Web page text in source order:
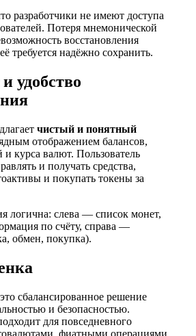
разработчики не имеют доступа
Потеря мнемонической
восстановления
требуется надёжно сохранить.
удобство
чистый и понятный
отображением балансов,
курса валют. Пользователь
и получать средства,
и покупать токены за
логична: слева — список монет,
по счёту, справа —
обмен, покупка).
сбалансированное решение
и безопасностью.
для повседневного
фиатными операциями